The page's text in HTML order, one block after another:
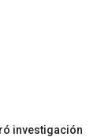
investigación